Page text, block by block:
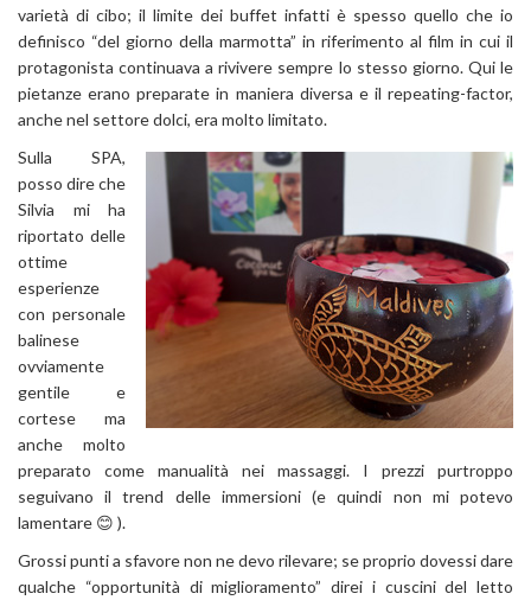
varietà di cibo; il limite dei buffet infatti è spesso quello che io
definisco “del giorno della marmotta” in riferimento al film in cui il
protagonista continuava a rivivere sempre lo stesso giorno. Qui le
pietanze erano preparate in maniera diversa e il repeating-factor,
anche nel settore dolci, era molto limitato.
Sulla SPA,
posso dire che
Silvia mi ha
riportato delle
ottime
esperienze
con personale
balinese
ovviamente
gentile e
cortese ma
anche molto
preparato come manualità nei massaggi. I prezzi purtroppo
seguivano il trend delle immersioni (e quindi non mi potevo
lamentare 😊 ).
Grossi punti a sfavore non ne devo rilevare; se proprio dovessi dare
qualche “opportunità di miglioramento” direi i cuscini del letto